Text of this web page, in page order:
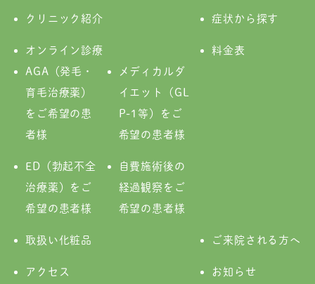
クリニック紹介 症状から探す
オンライン診療
AGA（発毛・
育毛治療薬）
をご希望の患
者様
メディカルダ
イエット（GL
P-1等）をご
希望の患者様
ED（勃起不全
治療薬）をご
希望の患者様
自費施術後の
経過観察をご
希望の患者様
料金表
取扱い化粧品 ご来院される方へ
アクセス お知らせ